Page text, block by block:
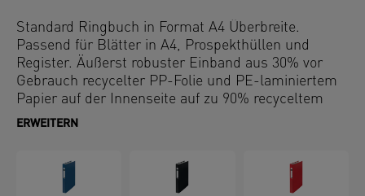
Standard Ringbuch in Format A4 Überbreite.
Passend für Blätter in A4, Prospekthüllen und
Register. Äußerst robuster Einband aus 30% vor
Gebrauch recycelter PP-Folie und PE-laminiertem
Papier auf der Innenseite auf zu 90% recyceltem
Karton für eine lange Lebensdauer.
ERWEITERN